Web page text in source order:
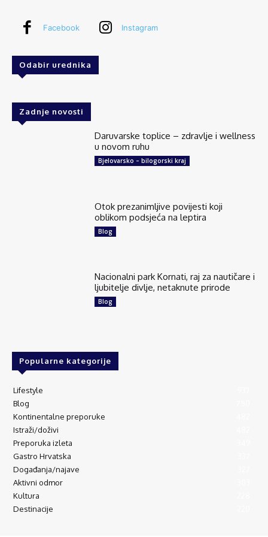
Facebook Instagram
Odabir urednika
Zadnje novosti
Daruvarske toplice – zdravlje i wellness
u novom ruhu
Bjelovarsko – bilogorski kraj
Otok prezanimljive povijesti koji
oblikom podsjeća na leptira
Blog
Nacionalni park Kornati, raj za nautičare i
ljubitelje divlje, netaknute prirode
Blog
Popularne kategorije
Lifestyle
Blog
Kontinentalne preporuke
Istraži/doživi
Preporuka izleta
Gastro Hrvatska
Događanja/najave
Aktivni odmor
Kultura
Destinacije